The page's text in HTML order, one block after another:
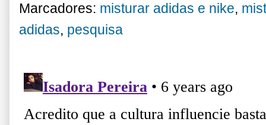
Marcadores: misturar adidas e nike,
adidas, pesquisa